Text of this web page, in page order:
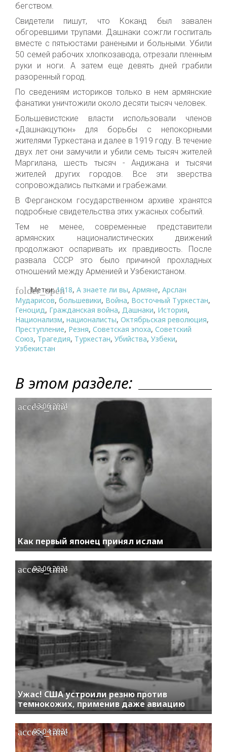
бегством.
Свидетели пишут, что Коканд был завален
обгоревшими трупами. Дашнаки сожгли госпиталь
вместе с пятьюстами ранеными и больными. Убили
50 семей рабочих хлопкозавода, отрезали пленным
руки и ноги. А затем еще девять дней грабили
разоренный город.
По сведениям историков только в нем армянские
фанатики уничтожили около десяти тысяч человек.
Большевистские власти использовали членов
«Дашнакцутюн» для борьбы с непокорными
жителями Туркестана и далее в 1919 году. В течение
двух лет они замучили и убили семь тысяч жителей
Маргилана, шесть тысяч - Андижана и тысячи
жителей других городов. Все эти зверства
сопровождались пытками и грабежами.
В Ферганском государственном архиве хранятся
подробные свидетельства этих ужасных событий.
Тем не менее, современные представители
армянских националистических движений
продолжают оспаривать их правдивость. После
развала СССР это было причиной прохладных
отношений между Арменией и Узбекистаном.
folder_open
Метки:1918, А знаете ли вы, Армяне, Арслан
Мударисов, большевики, Война, Восточный Туркестан,
Геноцид, Гражданская война, Дашнаки, История,
Национализм, националисты, Октябрьская революция,
Преступление, Резня, Советская эпоха, Советский
Союз, Трагедия, Туркестан, Убийства, Узбеки,
Узбекистан
В этом разделе:
Как первый японец принял ислам
access_time
13.06.2021
Ужас! США устроили резню против
темнокожих, применив даже авиацию
access_time
02.06.2021
access_time
05.04.2021